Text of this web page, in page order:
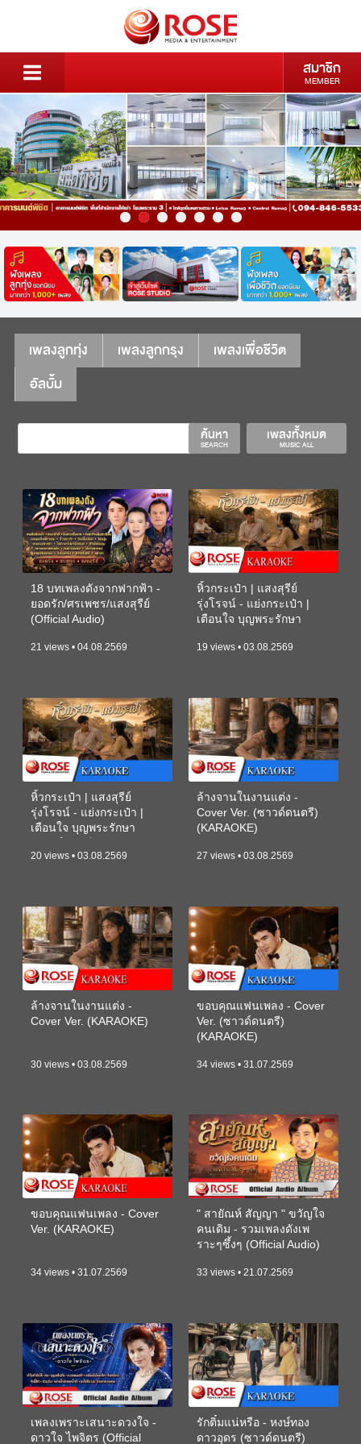
สมาชิก
MEMBER
เพลงลูกทุ่ง เพลงลูกกรุง
เพลงเพื่อชีวิต
อัลบั้ม
เพลงทั้งหมด
MUSIC ALL
ค้นหา
SEARCH
18 บทเพลงดังจากฟากฟ้า -
ยอดรัก/ศรเพชร/แสงสุรีย์
(Official Audio)
21 views • 04.08.2569
หิ้วกระเป๋า | แสงสุรีย์
รุ่งโรจน์ - แย่งกระเป๋า |
เตือนใจ บุญพระรักษา
19 views • 03.08.2569
หิ้วกระเป๋า | แสงสุรีย์
รุ่งโรจน์ - แย่งกระเป๋า |
เตือนใจ บุญพระรักษา
20 views • 03.08.2569
ล้างจานในงานแต่ง -
Cover Ver. (ซาวด์ดนตรี)
(KARAOKE)
27 views • 03.08.2569
ล้างจานในงานแต่ง -
Cover Ver. (KARAOKE)
30 views • 03.08.2569
ขอบคุณแฟนเพลง - Cover
Ver. (ซาวด์ดนตรี)
(KARAOKE)
34 views • 31.07.2569
ขอบคุณแฟนเพลง - Cover
Ver. (KARAOKE)
34 views • 31.07.2569
" สายัณห์ สัญญา " ขวัญใจ
คนเดิม - รวมเพลงดังเพ
ราะๆซึ้งๆ (Official Audio)
33 views • 21.07.2569
เพลงเพราะเสนาะดวงใจ -
ดาวใจ ไพจิตร (Official
รักติ๋มแน่หรือ - หงษ์ทอง
ดาวอุดร (ซาวด์ดนตรี)